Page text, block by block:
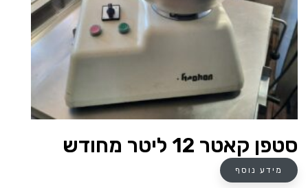
סטפן קאטר 12 ליטר מחודש
מידע נוסף